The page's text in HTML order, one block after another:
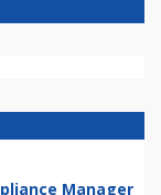
Manager